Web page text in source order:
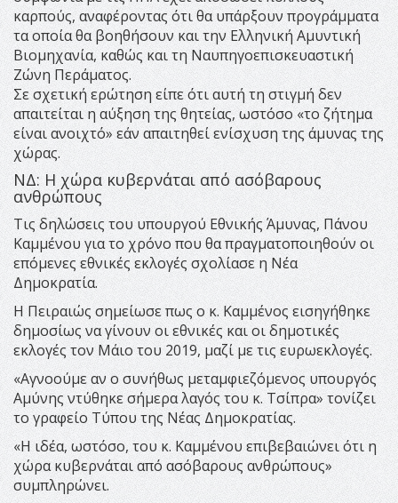
καρπούς, αναφέροντας ότι θα υπάρξουν προγράμματα
τα οποία θα βοηθήσουν και την Ελληνική Αμυντική
Βιομηχανία, καθώς και τη Ναυπηγοεπισκευαστική
Ζώνη Περάματος.
Σε σχετική ερώτηση είπε ότι αυτή τη στιγμή δεν
απαιτείται η αύξηση της θητείας, ωστόσο «το ζήτημα
είναι ανοιχτό» εάν απαιτηθεί ενίσχυση της άμυνας της
χώρας.
ΝΔ: Η χώρα κυβερνάται από ασόβαρους
ανθρώπους
Τις δηλώσεις του υπουργού Εθνικής Άμυνας, Πάνου
Καμμένου για το χρόνο που θα πραγματοποιηθούν οι
επόμενες εθνικές εκλογές σχολίασε η Νέα
Δημοκρατία.
Η Πειραιώς σημείωσε πως ο κ. Καμμένος εισηγήθηκε
δημοσίως να γίνουν οι εθνικές και οι δημοτικές
εκλογές τον Μάιο του 2019, μαζί με τις ευρωεκλογές.
«Αγνοούμε αν ο συνήθως μεταμφιεζόμενος υπουργός
Αμύνης ντύθηκε σήμερα λαγός του κ. Τσίπρα» τονίζει
το γραφείο Τύπου της Νέας Δημοκρατίας.
«Η ιδέα, ωστόσο, του κ. Καμμένου επιβεβαιώνει ότι η
χώρα κυβερνάται από ασόβαρους ανθρώπους»
συμπληρώνει.